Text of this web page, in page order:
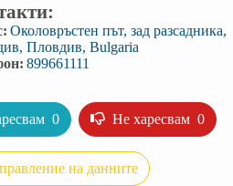
Околовръстен път, зад разсадника,
Пловдив, Bulgaria
899661111
0 Не харесвам 0
на данните